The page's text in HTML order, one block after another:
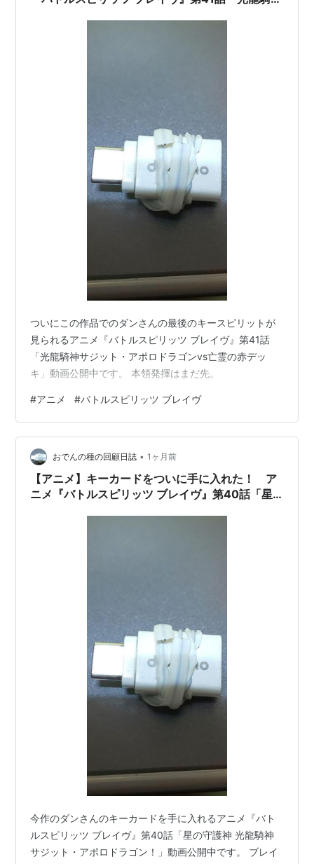
ついにこの作品でのダンさんの最後のキースピリットが
見られるアニメ『バトルスピリッツ ブレイヴ』第41話
「光龍騎神サジット・アポロドラゴンvs亡霊の赤デッ
キ」動画公開中です。 本領発揮はまだ先。
#アニメ #バトルスピリッツ ブレイヴ
おでんの種の回顧日誌 • 1ヶ月前
【アニメ】キーカードをついに手に入れた！ ア
ニメ『バトルスピリッツ ブレイヴ』第40話「星
今作のダンさんのキーカードを手に入れるアニメ『バト
ルスピリッツ ブレイヴ』第40話「星の守護神 光龍騎神
サジット・アポロドラゴン！」動画公開中です。 ブレイ